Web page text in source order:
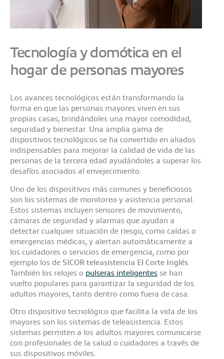
Tecnología y domótica en el
hogar de personas mayores
Los avances tecnológicos están transformando la
forma en que las personas mayores viven en sus
propias casas, brindándoles una mayor comodidad,
seguridad y bienestar. Una amplia gama de
dispositivos tecnológicos se ha convertido en aliados
indispensables para mejorar la calidad de vida de las
personas de la tercera edad ayudándoles a superar los
desafíos asociados al envejecimiento.
Uno de los dispositivos más comunes y beneficiosos
son los sistemas de monitoreo y asistencia personal.
Estos sistemas incluyen sensores de movimiento,
cámaras de seguridad y alarmas que ayudan a
detectar cualquier situación de riesgo, como caídas o
emergencias médicas, y alertan automáticamente a
los cuidadores o servicios de emergencia, como por
ejemplo los de SICOR teleasistencia El Corte Inglés
También los relojes o pulseras inteligentes se han
vuelto populares para garantizar la seguridad de los
adultos mayores, tanto dentro como fuera de casa.
Otro dispositivo tecnológico que facilita la vida de los
mayores son los sistemas de teleasistencia. Estos
sistemas permiten a los adultos mayores comunicarse
con profesionales de la salud o cuidadores a través de
sus dispositivos móviles.